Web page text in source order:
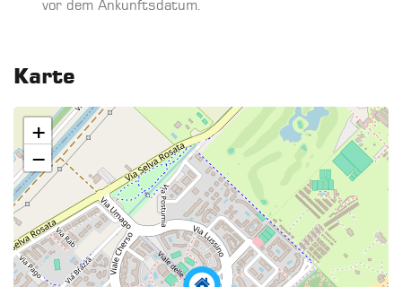
vor dem Ankunftsdatum.
Karte
+
−